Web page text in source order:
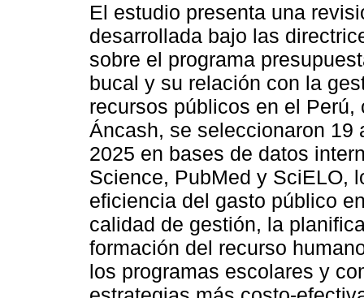
El estudio presenta una
desarrollada bajo las
sobre el programa
bucal y su relación con la
recursos públicos en el
Áncash, se seleccionaron 19
2025 en bases de datos
Science, PubMed y SciELO,
eficiencia del gasto público
calidad de gestión, la
formación del recurso
los programas escolares y